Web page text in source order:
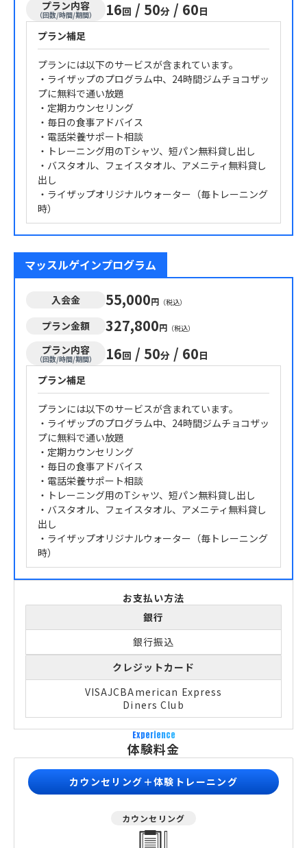
プラン内容
（回数/時間/期間） 16回 / 50分 / 60日
プラン補足
プランには以下のサービスが含まれています。
・ライザップのプログラム中、24時間ジムチョコザッ
プに無料で通い放題
・定期カウンセリング
・毎日の食事アドバイス
・電話栄養サポート相談
・トレーニング用のTシャツ、短パン無料貸し出し
・バスタオル、フェイスタオル、アメニティ無料貸し
出し
・ライザップオリジナルウォーター（毎トレーニング
時）
マッスルゲインプログラム
入会金 55,000円 （税込）
プラン金額 327,800円 （税込）
プラン内容
（回数/時間/期間） 16回 / 50分 / 60日
プラン補足
プランには以下のサービスが含まれています。
・ライザップのプログラム中、24時間ジムチョコザッ
プに無料で通い放題
・定期カウンセリング
・毎日の食事アドバイス
・電話栄養サポート相談
・トレーニング用のTシャツ、短パン無料貸し出し
・バスタオル、フェイスタオル、アメニティ無料貸し
出し
・ライザップオリジナルウォーター（毎トレーニング
時）
お支払い方法
銀行
銀行振込
クレジットカード
VISAJCBAmerican Express
Diners Club
Experience
体験料金
カウンセリング＋体験トレーニング
カウンセリング